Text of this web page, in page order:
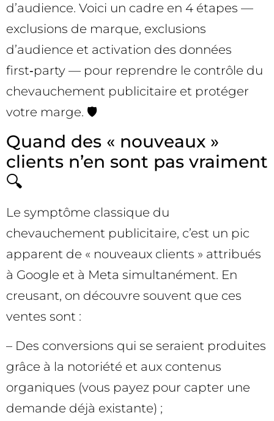
d’audience. Voici un cadre en 4 étapes —
exclusions de marque, exclusions
d’audience et activation des données
first‑party — pour reprendre le contrôle du
chevauchement publicitaire et protéger
votre marge. 🛡️
Quand des « nouveaux »
clients n’en sont pas vraiment
🔍
Le symptôme classique du
chevauchement publicitaire, c’est un pic
apparent de « nouveaux clients » attribués
à Google et à Meta simultanément. En
creusant, on découvre souvent que ces
ventes sont :
– Des conversions qui se seraient produites
grâce à la notoriété et aux contenus
organiques (vous payez pour capter une
demande déjà existante) ;